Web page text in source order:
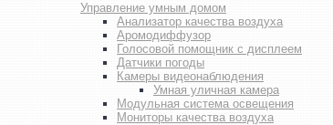
Управление умным домом
Анализатор качества воздуха
Аромодиффузор
Голосовой помощник с дисплеем
Датчики погоды
Камеры видеонаблюдения
Умная уличная камера
Модульная система освещения
Мониторы качества воздуха